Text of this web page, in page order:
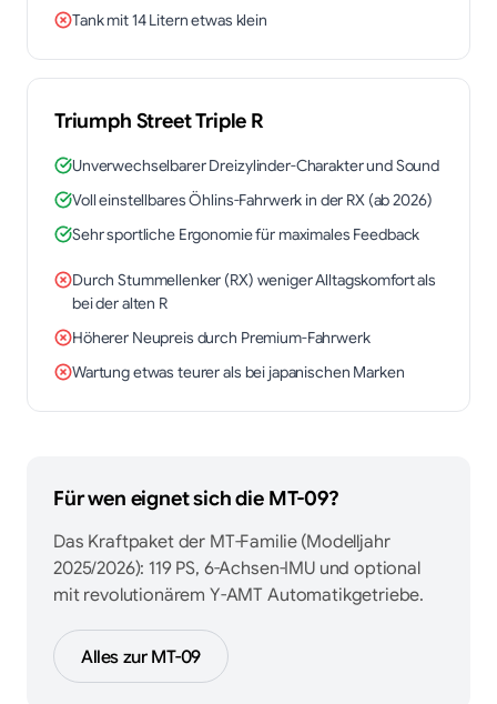
Tank mit 14 Litern etwas klein
TriumphStreet Triple R
Unverwechselbarer Dreizylinder-Charakter und Sound
Voll einstellbares Öhlins-Fahrwerk in der RX (ab 2026)
Sehr sportliche Ergonomie für maximales Feedback
Durch Stummellenker (RX) weniger Alltagskomfort als
bei der alten R
Höherer Neupreis durch Premium-Fahrwerk
Wartung etwas teurer als bei japanischen Marken
Für wen eignet sich dieMT-09?
Das Kraftpaket der MT-Familie (Modelljahr
2025/2026): 119 PS, 6-Achsen-IMU und optional
mit revolutionärem Y-AMT Automatikgetriebe.
Alles zurMT-09